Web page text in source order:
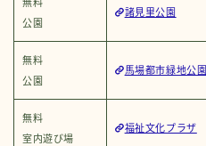
無料
公園
諸見里公園
無料
公園
馬場都市緑地公園
無料
室内遊び場
福祉文化プラザ